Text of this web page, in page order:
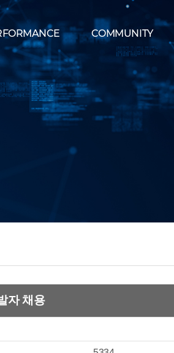
COMMUNITY
자 채용